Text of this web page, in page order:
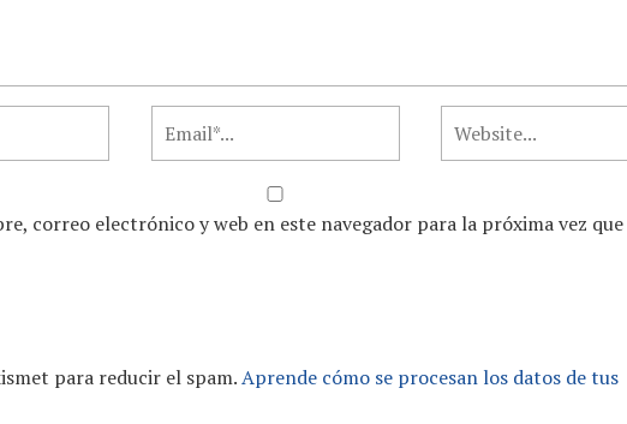
correo electrónico y web en este navegador para la próxima vez que
para reducir el spam.Aprende cómo se procesan los datos de tus